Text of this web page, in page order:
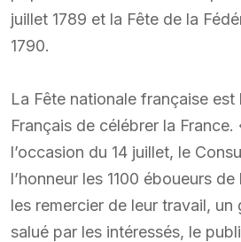
juillet 1789 et la Fête de la
1790.
La Fête nationale française est
Français de célébrer la France.
l’occasion du 14 juillet, le
l’honneur les 1100 éboueurs
les remercier de leur travail,
salué par les intéressés, le